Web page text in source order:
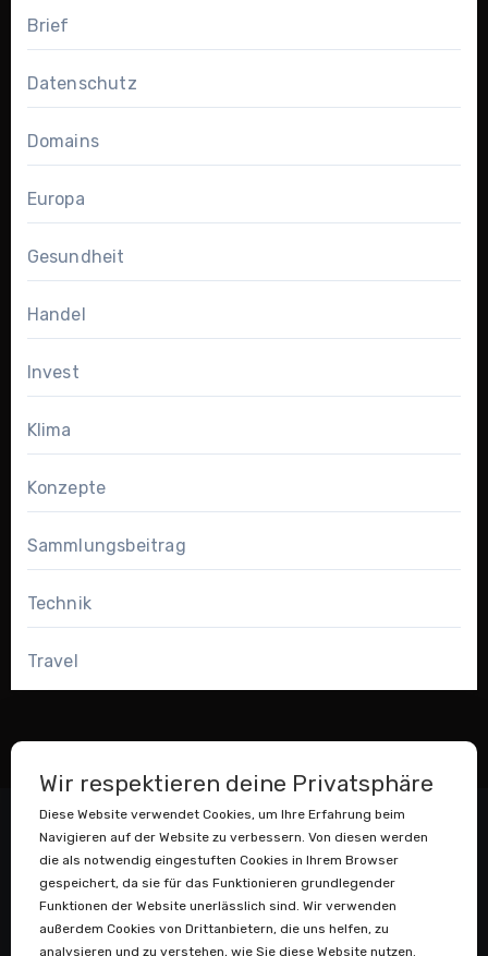
Brief
Datenschutz
Domains
Europa
Gesundheit
Handel
Invest
Klima
Konzepte
Sammlungsbeitrag
Technik
Travel
Wir respektieren deine Privatsphäre
Diese Website verwendet Cookies, um Ihre Erfahrung beim
Navigieren auf der Website zu verbessern. Von diesen werden
die als notwendig eingestuften Cookies in Ihrem Browser
gespeichert, da sie für das Funktionieren grundlegender
Funktionen der Website unerlässlich sind. Wir verwenden
außerdem Cookies von Drittanbietern, die uns helfen, zu
analysieren und zu verstehen, wie Sie diese Website nutzen.